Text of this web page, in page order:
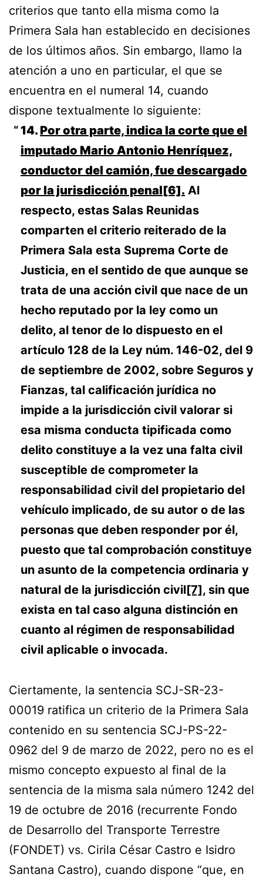
criterios que tanto ella misma como la
Primera Sala han establecido en decisiones
de los últimos años. Sin embargo, llamo la
atención a uno en particular, el que se
encuentra en el numeral 14, cuando
dispone textualmente lo siguiente:
14. Por otra parte, indica la corte que el
imputado Mario Antonio Henríquez,
conductor del camión, fue descargado
por la jurisdicción penal[6]. Al
respecto, estas Salas Reunidas
comparten el criterio reiterado de la
Primera Sala esta Suprema Corte de
Justicia, en el sentido de que aunque se
trata de una acción civil que nace de un
hecho reputado por la ley como un
delito, al tenor de lo dispuesto en el
artículo 128 de la Ley núm. 146-02, del 9
de septiembre de 2002, sobre Seguros y
Fianzas, tal calificación jurídica no
impide a la jurisdicción civil valorar si
esa misma conducta tipificada como
delito constituye a la vez una falta civil
susceptible de comprometer la
responsabilidad civil del propietario del
vehículo implicado, de su autor o de las
personas que deben responder por él,
puesto que tal comprobación constituye
un asunto de la competencia ordinaria y
natural de la jurisdicción civil[7], sin que
exista en tal caso alguna distinción en
cuanto al régimen de responsabilidad
civil aplicable o invocada.
Ciertamente, la sentencia SCJ-SR-23-
00019 ratifica un criterio de la Primera Sala
contenido en su sentencia SCJ-PS-22-
0962 del 9 de marzo de 2022, pero no es el
mismo concepto expuesto al final de la
sentencia de la misma sala número 1242 del
19 de octubre de 2016 (recurrente Fondo
de Desarrollo del Transporte Terrestre
(FONDET) vs. Cirila César Castro e Isidro
Santana Castro), cuando dispone “que, en